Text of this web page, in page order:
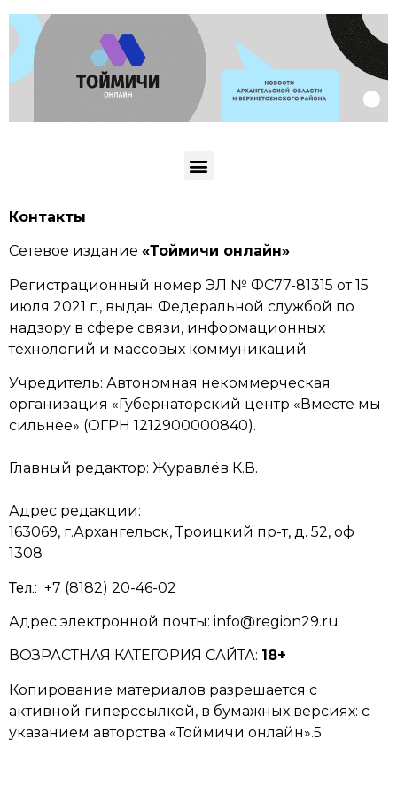
Контакты
Сетевое издание «Тоймичи онлайн»
Регистрационный номер ЭЛ № ФС77-81315 от 15
июля 2021 г., выдан Федеральной службой по
надзору в сфере связи, информационных
технологий и массовых коммуникаций
Учредитель: Автономная некоммерческая
организация «Губернаторский центр «Вместе мы
сильнее» (ОГРН 1212900000840).
Главный редактор: Журавлёв К.В.
Адрес редакции:
163069, г.Архангельск, Троицкий пр-т, д. 52, оф
1308
Тел.: +7 (8182) 20-46-02
Адрес электронной почты: info@region29.ru
ВОЗРАСТНАЯ КАТЕГОРИЯ САЙТА: 18+
Копирование материалов разрешается с
активной гиперссылкой, в бумажных версиях: с
указанием авторства «Тоймичи онлайн».5